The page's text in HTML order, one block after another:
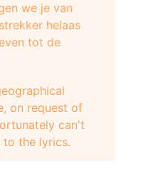
another day
we je van
helaas
tot de
on request of
can't
to the lyrics.